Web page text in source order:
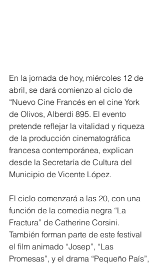
En la jornada de hoy, miércoles 12 de
abril, se dará comienzo al ciclo de
“Nuevo Cine Francés en el cine York
de Olivos, Alberdi 895. El evento
pretende reflejar la vitalidad y riqueza
de la producción cinematográfica
francesa contemporánea, explican
desde la Secretaría de Cultura del
Municipio de Vicente López.
El ciclo comenzará a las 20, con una
función de la comedia negra “La
Fractura” de Catherine Corsini.
También forman parte de este festival
el film animado “Josep”, “Las
Promesas”, y el drama “Pequeño País”,